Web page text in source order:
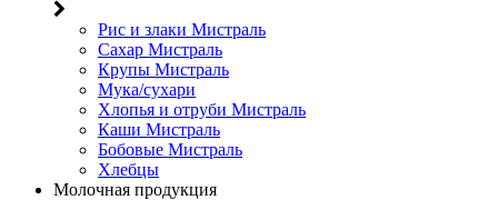
Рис и злаки Мистраль
Сахар Мистраль
Крупы Мистраль
Мука/сухари
Хлопья и отруби Мистраль
Каши Мистраль
Бобовые Мистраль
Хлебцы
Молочная продукция